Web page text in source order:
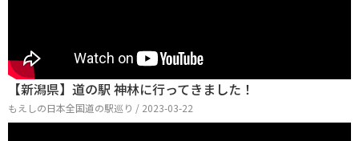
【新潟県】道の駅 神林に行ってきました！
もえしの日本全国道の駅巡り / 2023-03-22